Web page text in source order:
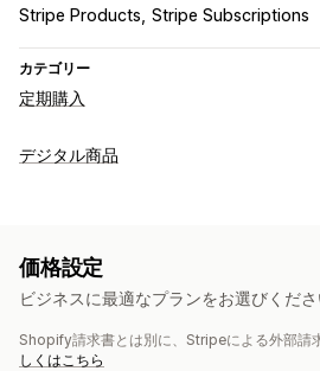
Stripe Products Stripe Subscriptions
カテゴリー
定期購入
サブスクリプション・定期購入タイプ
設定可能な価格設定方式
トライアル期間 1回限りの決済
デジタル商品
価格設定
ビジネスに最適なプランをお選びくださ
Shopify請求書とは別に、Stripeによる外部請
しくはこちら